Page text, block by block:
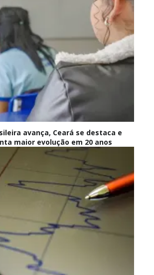
avança, Ceará se destaca e
maior evolução em 20 anos